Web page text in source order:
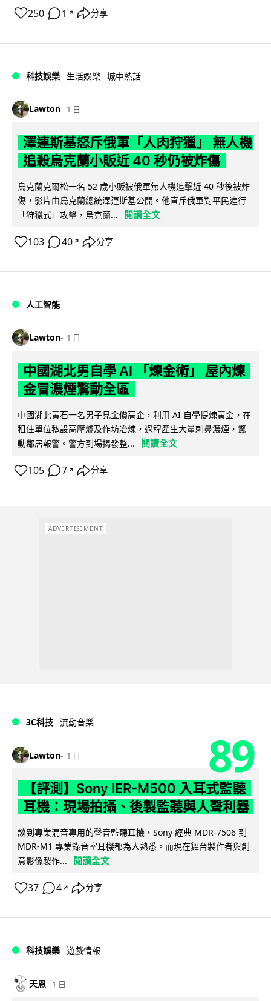
250 1 ↗ 分享
科技娛樂 生活娛樂 城中熱話
Lawton 1 日
澤連斯基怒斥俄軍「人肉狩獵」 無人機
追殺烏克蘭小販近 40 秒仍被炸傷
烏克蘭克爾松一名 52 歲小販被俄軍無人機追擊近 40 秒後被炸
傷，影片由烏克蘭總統澤連斯基公開。他直斥俄軍對平民進行
「狩獵式」攻擊，烏克蘭...
閱讀全文
103 40 ↗ 分享
人工智能
Lawton 1 日
中國湖北男自學 AI 「煉金術」 屋內煉
金冒濃煙驚動全區
中國湖北黃石一名男子見金價高企，利用 AI 自學提煉黃金，在
租住單位私設高壓爐及作坊冶煉，過程產生大量刺鼻濃煙，驚
動鄰居報警。警方到場揭發整...
閱讀全文
105 7 ↗ 分享
ADVERTISEMENT
3C科技 流動音樂
Lawton 1 日 89
【評測】Sony IER-M500 入耳式監聽
耳機：現場拍攝、後製監聽與人聲利器
談到專業混音專用的聲音監聽耳機，Sony 經典 MDR-7506 到
MDR-M1 專業錄音室耳機都為人熟悉。而現在舞台製作者與創
意影像製作...
閱讀全文
37 4 ↗ 分享
科技娛樂 遊戲情報
天恩 1 日